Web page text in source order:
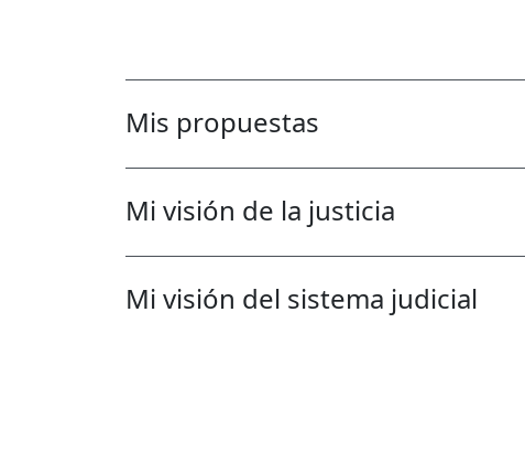
Mis propuestas
Mi visión de la justicia
Mi visión del sistema judicial